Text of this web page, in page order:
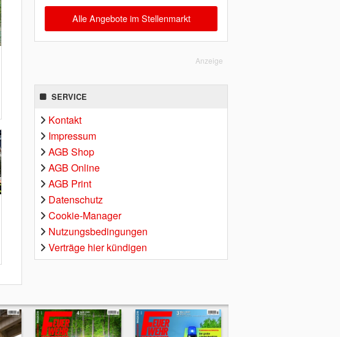
Alle Angebote im Stellenmarkt
Anzeige
SERVICE
Kontakt
Impressum
AGB Shop
AGB Online
AGB Print
Datenschutz
Cookie-Manager
Nutzungsbedingungen
Verträge hier kündigen